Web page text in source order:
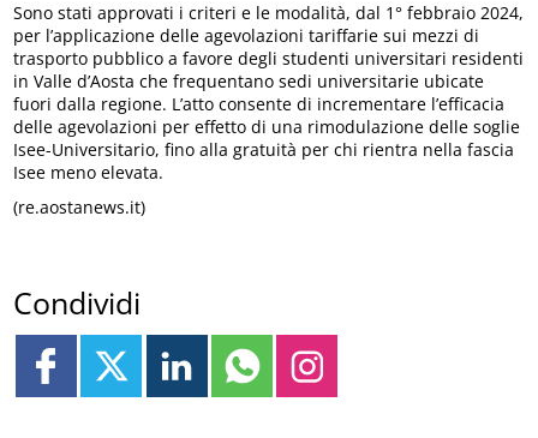
Sono stati approvati i criteri e le modalità, dal 1° febbraio 2024,
per l’applicazione delle agevolazioni tariffarie sui mezzi di
trasporto pubblico a favore degli studenti universitari residenti
in Valle d’Aosta che frequentano sedi universitarie ubicate
fuori dalla regione. L’atto consente di incrementare l’efficacia
delle agevolazioni per effetto di una rimodulazione delle soglie
Isee-Universitario, fino alla gratuità per chi rientra nella fascia
Isee meno elevata.
(re.aostanews.it)
Condividi